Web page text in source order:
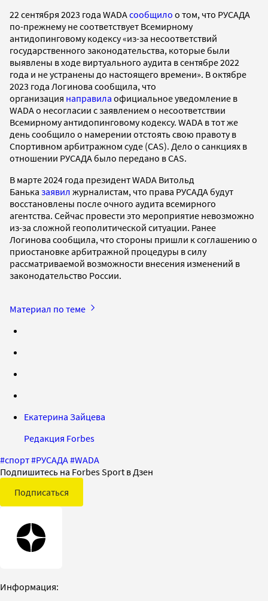
22 сентября 2023 года WADAсообщило о том, что РУСАДА
по-прежнему не соответствует Всемирному
антидопинговому кодексу «из-за несоответствий
государственного законодательства, которые были
выявлены в ходе виртуального аудита в сентябре 2022
года и не устранены до настоящего времени». В октябре
2023 года Логинова сообщила, что
организация направила официальное уведомление в
WADA о несогласии с заявлением о несоответствии
Всемирному антидопинговому кодексу. WADA в тот же
день сообщило о намерении отстоять свою правоту в
Спортивном арбитражном суде (CAS). Дело о санкциях в
отношении РУСАДА было передано в CAS.
В марте 2024 года президент WADA Витольд
Банька заявил журналистам, что права РУСАДА будут
восстановлены после очного аудита всемирного
агентства. Сейчас провести это мероприятие невозможно
из-за сложной геополитической ситуации. Ранее
Логинова сообщила, что стороны пришли к соглашению о
приостановке арбитражной процедуры в силу
рассматриваемой возможности внесения изменений в
законодательство России.
Материал по теме
Екатерина Зайцева
Редакция Forbes
#спорт#РУСАДА#WADA
Подпишитесь на Forbes Sport в Дзен
Подписаться
Информация: